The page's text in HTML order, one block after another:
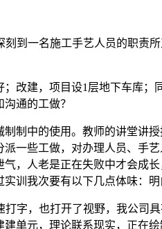
到一名施工手艺人员的职责所
建，项目设1层地下车库；
通的工做？
制中的使用。教师的讲堂讲
一些工做，对办理人员、手
，人老是正在失败中才会成
训我次要有以下几点体味：明
字，也打开了视野，我公司
单元，理论联系现实，正在